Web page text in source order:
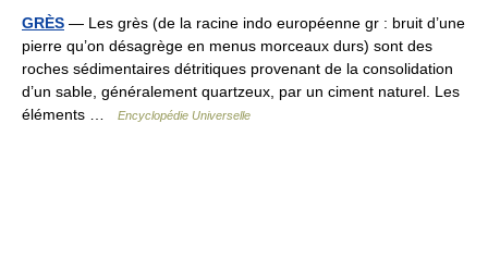
GRÈS — Les grès (de la racine indo européenne gr : bruit d’une
pierre qu’on désagrège en menus morceaux durs) sont des
roches sédimentaires détritiques provenant de la consolidation
d’un sable, généralement quartzeux, par un ciment naturel. Les
éléments …
Encyclopédie Universelle